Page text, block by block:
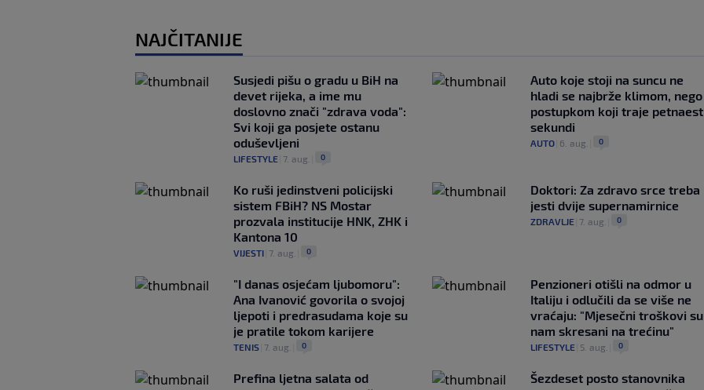
NAJČITANIJE
Susjedi pišu o gradu u BiH na
devet rijeka, a ime mu
doslovno znači "zdrava voda":
Svi koji ga posjete ostanu
oduševljeni
LIFESTYLE 7. aug. 0
Auto koje stoji na suncu ne
hladi se najbrže klimom, nego
postupkom koji traje petnaest
sekundi
AUTO| 6. aug. 0
Ko ruši jedinstveni policijski
sistem FBiH? NS Mostar
prozvala institucije HNK, ZHK i
Kantona 10
VIJESTI 7. aug. 0
Doktori: Za zdravo srce treba
jesti dvije supernamirnice
ZDRAVLJE| 7. aug. 0
"I danas osjećam ljubomoru":
Ana Ivanović govorila o svojoj
ljepoti i predrasudama koje su
je pratile tokom karijere
TENIS 7. aug. 0
Penzioneri otišli na odmor u
Italiju i odlučili da se više ne
vraćaju: "Mjesečni troškovi su
nam skresani na trećinu"
LIFESTYLE| 5. aug. 0
Prefina ljetna salata od
Šezdeset posto stanovnika